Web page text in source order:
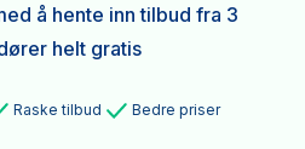
å hente inn tilbud fra 3
helt gratis
Raske tilbud Bedre priser